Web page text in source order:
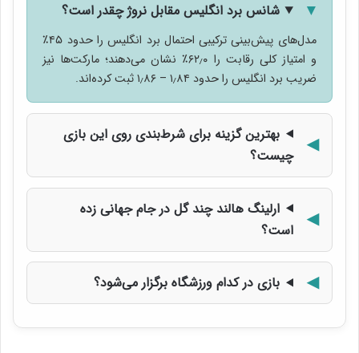
شانس برد انگلیس مقابل نروژ چقدر است؟
مدل‌های پیش‌بینی ترکیبی احتمال برد انگلیس را حدود ۴۵٪
و امتیاز کلی رقابت را ۶۲٫۰٪ نشان می‌دهند؛ مارکت‌ها نیز
ضریب برد انگلیس را حدود ۱٫۸۴ – ۱٫۸۶ ثبت کرده‌اند.
بهترین گزینه برای شرط‌بندی روی این بازی
چیست؟
ارلینگ هالند چند گل در جام جهانی زده
است؟
بازی در کدام ورزشگاه برگزار می‌شود؟